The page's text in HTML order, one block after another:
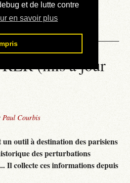
et de lutte contre
en savoir plus
(mis à jour
Paul Courbis
outil à destination des parisiens
des perturbations
Il collecte ces informations depuis